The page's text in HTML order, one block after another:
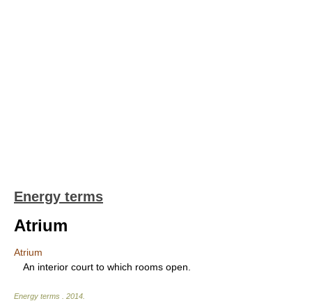
Energy terms
Atrium
Atrium
An interior court to which rooms open.
Energy terms 2014